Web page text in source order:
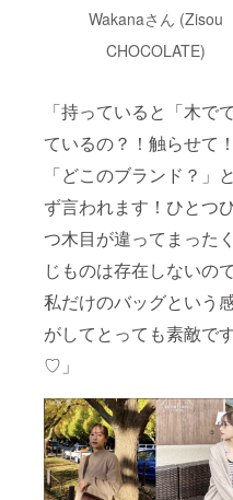
Wakanaさん (Zisou
CHOCOLATE)
「持っていると「木で
ているの？！触らせて！
「どこのブランド？」
ず言われます！ひとつ
つ木目が違ってまった
じものは存在しないので
私だけのバッグという
がしてとっても素敵で
♡」